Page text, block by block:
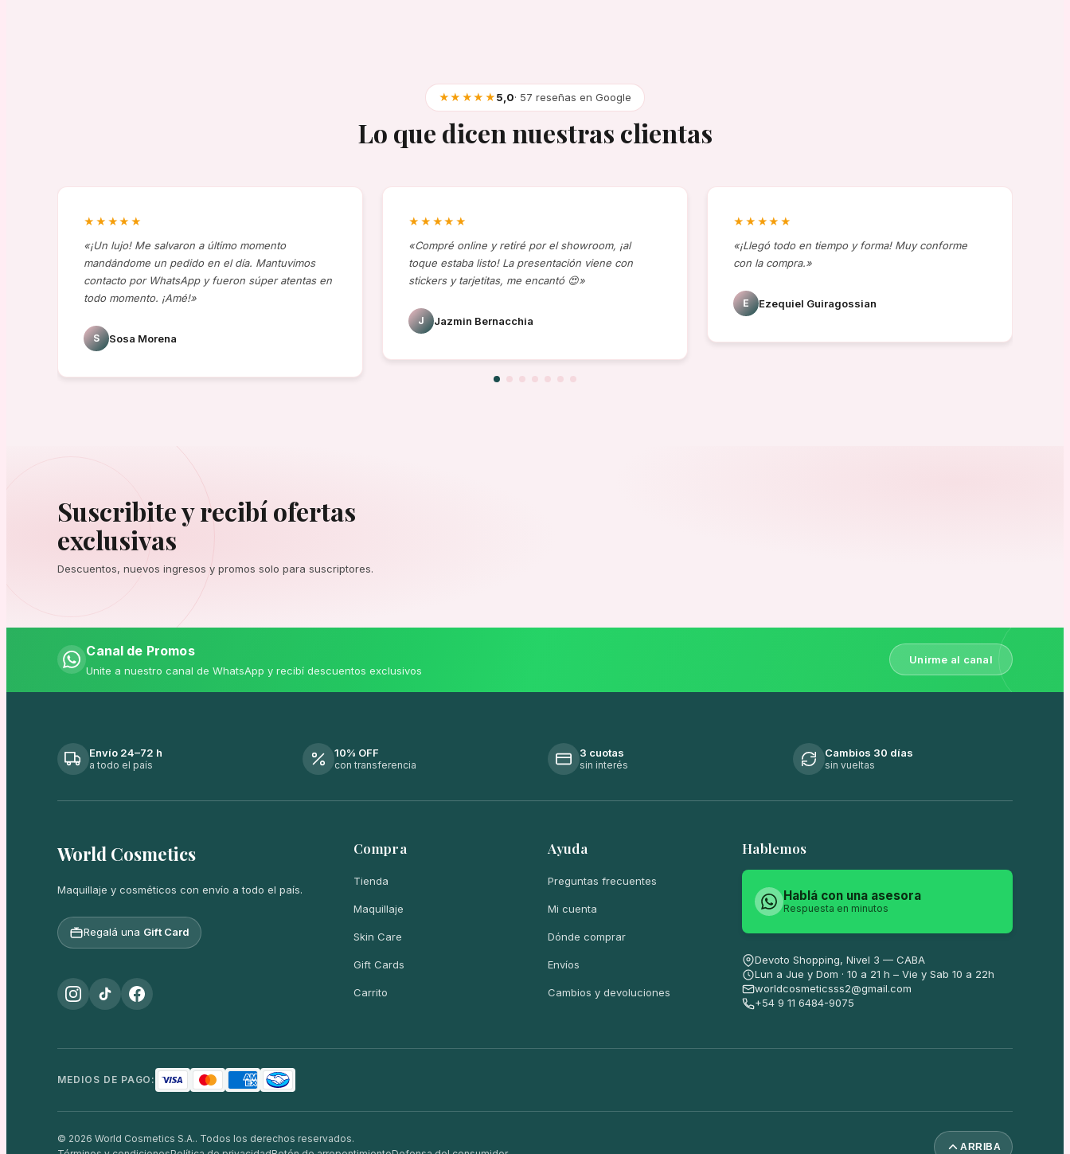
★★★★★5,0· 57 reseñas en Google
Lo que dicen nuestras clientas
★★★★★
«¡Un lujo! Me salvaron a último momento
mandándome un pedido en el día. Mantuvimos
contacto por WhatsApp y fueron súper atentas en
todo momento. ¡Amé!»
S Sosa Morena
★★★★★
«Compré online y retiré por el showroom, ¡al
toque estaba listo! La presentación viene con
stickers y tarjetitas, me encantó 😍»
J Jazmin Bernacchia
★★★★★
«¡Llegó todo en tiempo y forma! Muy conforme
con la compra.»
E Ezequiel Guiragossian
Suscribite y recibí ofertas
exclusivas
Descuentos, nuevos ingresos y promos solo para suscriptores.
Canal de Promos
Unite a nuestro canal de WhatsApp y recibí descuentos exclusivos
Unirme al canal
Envío 24–72 h
a todo el país
10% OFF
con transferencia
3 cuotas
sin interés
Cambios 30 días
sin vueltas
World Cosmetics
Maquillaje y cosméticos con envío a todo el país.
Regalá una Gift Card
Compra
Tienda
Maquillaje
Skin Care
Gift Cards
Carrito
Ayuda
Preguntas frecuentes
Mi cuenta
Dónde comprar
Envíos
Cambios y devoluciones
Hablemos
Hablá con una asesora
Respuesta en minutos
Devoto Shopping, Nivel 3 — CABA
Lun a Jue y Dom · 10 a 21 h – Vie y Sab 10 a 22h
worldcosmeticsss2@gmail.com
+54 9 11 6484-9075
MEDIOS DE PAGO:
© 2026 World Cosmetics S.A.. Todos los derechos reservados.
ARRIBA